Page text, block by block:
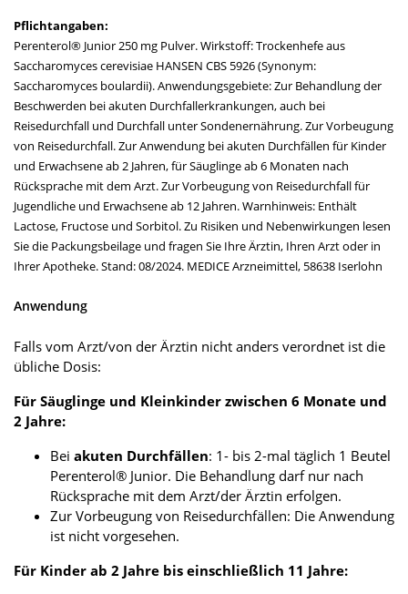
Pflichtangaben:
Perenterol® Junior 250 mg Pulver. Wirkstoff: Trockenhefe aus
Saccharomyces cerevisiae HANSEN CBS 5926 (Synonym:
Saccharomyces boulardii). Anwendungsgebiete: Zur Behandlung der
Beschwerden bei akuten Durchfallerkrankungen, auch bei
Reisedurchfall und Durchfall unter Sondenernährung. Zur Vorbeugung
von Reisedurchfall. Zur Anwendung bei akuten Durchfällen für Kinder
und Erwachsene ab 2 Jahren, für Säuglinge ab 6 Monaten nach
Rücksprache mit dem Arzt. Zur Vorbeugung von Reisedurchfall für
Jugendliche und Erwachsene ab 12 Jahren. Warnhinweis: Enthält
Lactose, Fructose und Sorbitol. Zu Risiken und Nebenwirkungen lesen
Sie die Packungsbeilage und fragen Sie Ihre Ärztin, Ihren Arzt oder in
Ihrer Apotheke. Stand: 08/2024. MEDICE Arzneimittel, 58638 Iserlohn
Anwendung
Falls vom Arzt/von der Ärztin nicht anders verordnet ist die
übliche Dosis:
Für Säuglinge und Kleinkinder zwischen 6 Monate und
2 Jahre:
Bei akuten Durchfällen: 1- bis 2-mal täglich 1 Beutel
Perenterol® Junior. Die Behandlung darf nur nach
Rücksprache mit dem Arzt/der Ärztin erfolgen.
Zur Vorbeugung von Reisedurchfällen: Die Anwendung
ist nicht vorgesehen.
Für Kinder ab 2 Jahre bis einschließlich 11 Jahre: